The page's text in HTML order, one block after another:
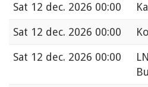
Sat 12 dec. 2026 00:00
Sat 12 dec. 2026 00:00
Sat 12 dec. 2026 00:00